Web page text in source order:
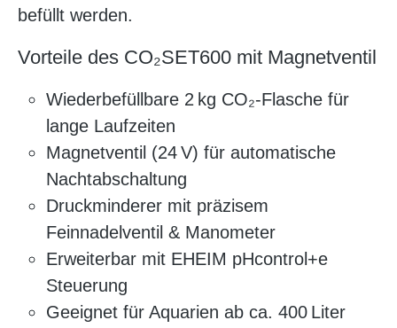
befüllt werden.
Vorteile des CO₂SET600 mit Magnetventil
Wiederbefüllbare 2 kg CO₂-Flasche für
lange Laufzeiten
Magnetventil (24 V) für automatische
Nachtabschaltung
Druckminderer mit präzisem
Feinnadelventil & Manometer
Erweiterbar mit EHEIM pHcontrol+e
Steuerung
Geeignet für Aquarien ab ca. 400 Liter